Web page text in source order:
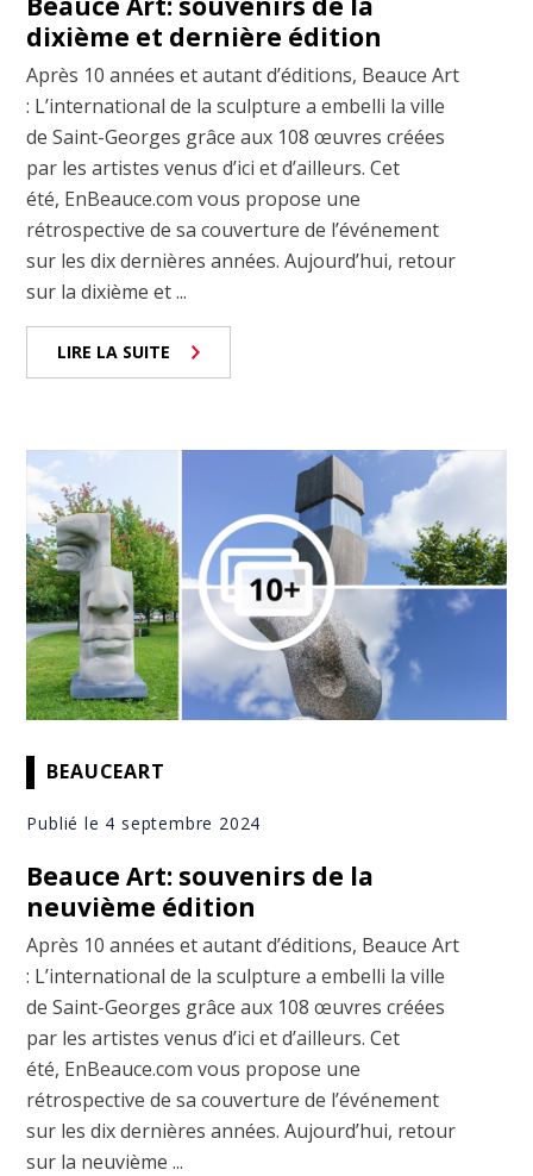
dixième et dernière édition
Après 10 années et autant d’éditions, Beauce Art
: L’international de la sculpture a embelli la ville
de Saint-Georges grâce aux 108 œuvres créées
par les artistes venus d’ici et d’ailleurs. Cet
été, EnBeauce.com vous propose une
rétrospective de sa couverture de l’événement
sur les dix dernières années. Aujourd’hui, retour
sur la dixième et ...
LIRE LA SUITE
BEAUCEART
Publié le 4 septembre 2024
Beauce Art: souvenirs de la
neuvième édition
Après 10 années et autant d’éditions, Beauce Art
: L’international de la sculpture a embelli la ville
de Saint-Georges grâce aux 108 œuvres créées
par les artistes venus d’ici et d’ailleurs. Cet
été, EnBeauce.com vous propose une
rétrospective de sa couverture de l’événement
sur les dix dernières années. Aujourd’hui, retour
sur la neuvième ...